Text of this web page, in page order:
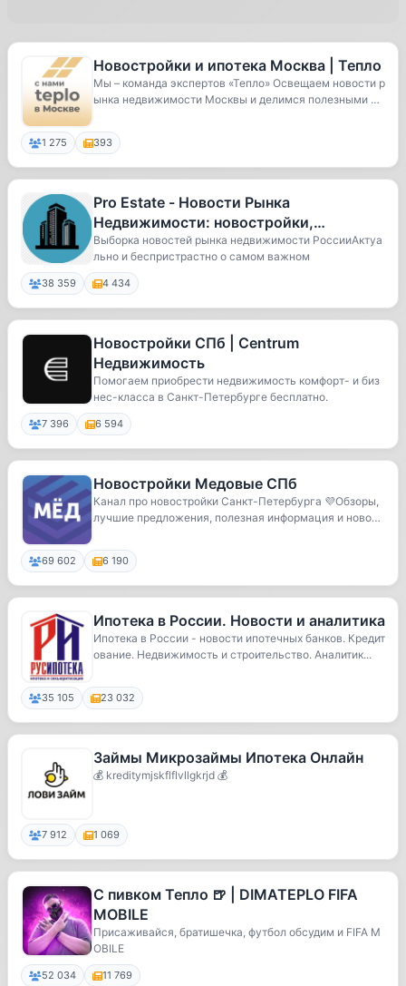
Новостройки и ипотека Москва | Тепло
Мы – команда экспертов «Тепло» Освещаем новости р
ынка недвижимости Москвы и делимся полезными ре
1 275 393
Pro Estate - Новости Рынка
Недвижимости: новостройки,
агентства, земля, квартиры, дома,
ипотека, бан
Выборка новостей рынка недвижимости РоссииАктуа
льно и беспристрастно о самом важном
38 359 4 434
Новостройки СПб | Centrum
Недвижимость
Помогаем приобрести недвижимость комфорт- и биз
нес-класса в Санкт-Петербурге бесплатно.
7 396 6 594
Новостройки Медовые СПб
Канал про новостройки Санкт-Петербурга 💜Обзоры,
лучшие предложения, полезная информация и новост
69 602 6 190
Ипотека в России. Новости и аналитика
Ипотека в России - новости ипотечных банков. Кредит
ование. Недвижимость и строительство. Аналитик...
35 105 23 032
Займы Микрозаймы Ипотека Онлайн
💰 kreditymjskflflvllgkrjd 💰
7 912 1 069
С пивком Тепло 🍺 | DIMATEPLO FIFA
MOBILE
Присаживайся, братишечка, футбол обсудим и FIFA M
OBILE
52 034 11 769